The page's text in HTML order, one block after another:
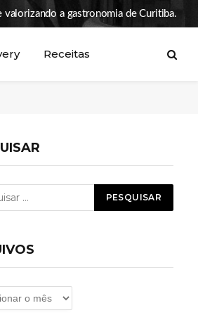
valorizando a gastronomia de Curitiba.
Receitas